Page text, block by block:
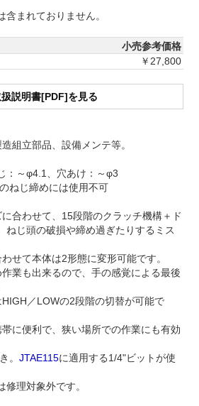
まれておりません。
小売参考価格
￥27,800
説明書[PDF]を見る
組立部品、設備メンテ等。
：～φ4.1、穴あけ：～φ3
ねじ締めには使用不可
合わせて、15段階のクラッチ機構＋ド
ねじ頭の破損や締め過ぎたりするミス
せて本体は2形態に変形可能です。
業も出来るので、手の感覚による最後
／LOWの2段階の切替が可能で
に便利で、狭い場所での作業にも有効
。 JTAE115に適用する1/4"ビットが使
理対象外です。